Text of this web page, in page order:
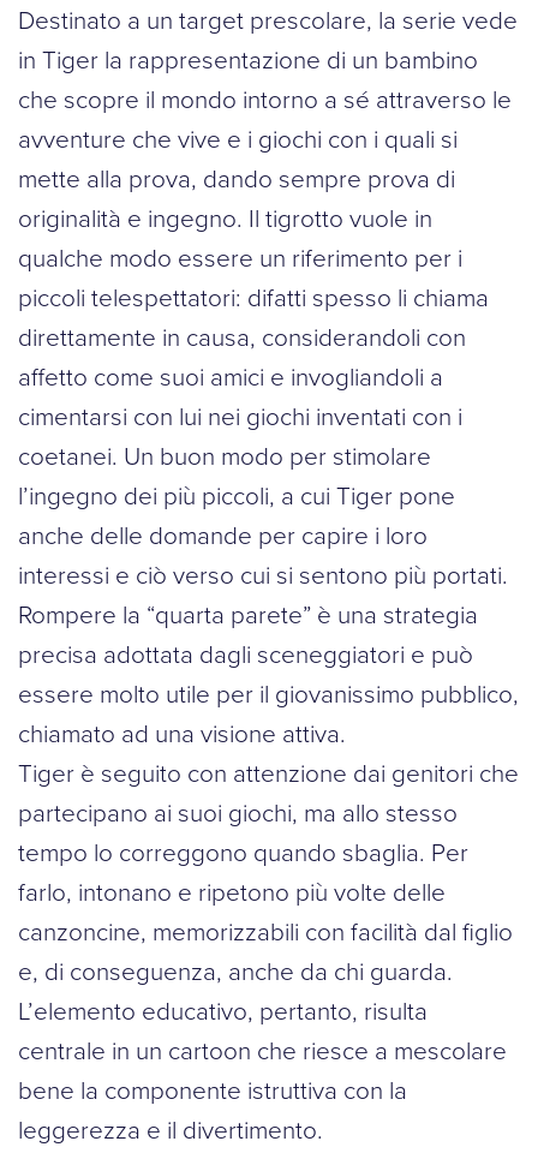
Destinato a un target prescolare, la serie vede
in Tiger la rappresentazione di un bambino
che scopre il mondo intorno a sé attraverso le
avventure che vive e i giochi con i quali si
mette alla prova, dando sempre prova di
originalità e ingegno. Il tigrotto vuole in
qualche modo essere un riferimento per i
piccoli telespettatori: difatti spesso li chiama
direttamente in causa, considerandoli con
affetto come suoi amici e invogliandoli a
cimentarsi con lui nei giochi inventati con i
coetanei. Un buon modo per stimolare
l’ingegno dei più piccoli, a cui Tiger pone
anche delle domande per capire i loro
interessi e ciò verso cui si sentono più portati.
Rompere la “quarta parete” è una strategia
precisa adottata dagli sceneggiatori e può
essere molto utile per il giovanissimo pubblico,
chiamato ad una visione attiva.
Tiger è seguito con attenzione dai genitori che
partecipano ai suoi giochi, ma allo stesso
tempo lo correggono quando sbaglia. Per
farlo, intonano e ripetono più volte delle
canzoncine, memorizzabili con facilità dal figlio
e, di conseguenza, anche da chi guarda.
L’elemento educativo, pertanto, risulta
centrale in un cartoon che riesce a mescolare
bene la componente istruttiva con la
leggerezza e il divertimento.